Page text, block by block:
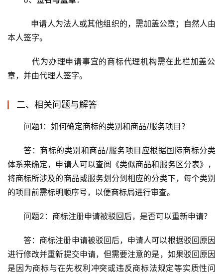
本人签字。
   代为办理申请事宜的商标代理机构需在此栏加盖公
章，并由代理人签字。
二、相关问题与解答
问题1：如何确定商标的类别和商品/服务项目？
答：商标的类别和商品/服务项目应根据国际商标分类
体系来确定，申请人可以查阅《类似商品和服务区分表》，
将商标所涉及的商品或服务划分到相应的分类下，每个类别
的项目前需标明顺序号，以便商标局进行审查。
问题2：商标注册申请被驳回后，是否可以重新申请？
答：商标注册申请被驳回后，申请人可以根据驳回原因
进行修改并重新提交申请，但需要注意的是，如果驳回原因
是因为商标与在先权利冲突或违反商标法规定等实质性问